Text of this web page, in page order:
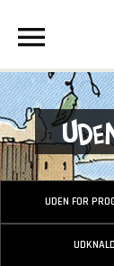
UDEN FOR